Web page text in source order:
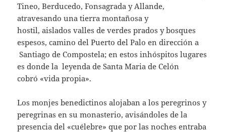
Tineo, Berducedo, Fonsagrada y Allande,
atravesando una tierra montañosa y
hostil, aislados valles de verdes prados y bosques
espesos, camino del Puerto del Palo en dirección a
Santiago de Compostela; en estos inhóspitos lugares
es donde la leyenda de Santa Maria de Celón
cobró «vida propia».
Los monjes benedictinos alojaban a los peregrinos y
peregrinas en su monasterio, avisándoles de la
presencia del «cuélebre» que por las noches entraba